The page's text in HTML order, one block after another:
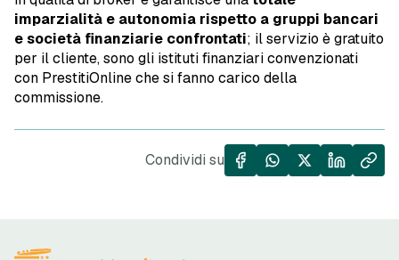
imparzialità e autonomia rispetto a gruppi bancari
e società finanziarie confrontati; il servizio è gratuito
per il cliente, sono gli istituti finanziari convenzionati
con PrestitiOnline che si fanno carico della
commissione.
Condividi su